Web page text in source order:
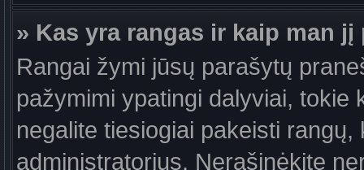
» Kas yra rangas ir kaip man
Rangai žymi jūsų parašytų
pažymimi ypatingi dalyviai, tokie
negalite tiesiogiai pakeisti
administratorius. Nerašinėkite